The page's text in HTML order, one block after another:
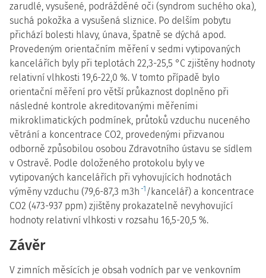
zarudlé, vysušené, podrážděné oči (syndrom suchého oka),
suchá pokožka a vysušená sliznice. Po delším pobytu
přichází bolesti hlavy, únava, špatně se dýchá apod.
Provedeným orientačním měření v sedmi vytipovaných
kancelářích byly při teplotách 22,3-25,5 °C zjištěny hodnoty
relativní vlhkosti 19,6-22,0 %. V tomto případě bylo
orientační měření pro větší průkaznost doplněno při
následné kontrole akreditovanými měřeními
mikroklimatických podmínek, průtoků vzduchu nuceného
větrání a koncentrace CO2, provedenými přizvanou
odborně způsobilou osobou Zdravotního ústavu se sídlem
v Ostravě. Podle doloženého protokolu byly ve
vytipovaných kancelářích při vyhovujících hodnotách
výměny vzduchu (79,6-87,3 m3h -1 /kancelář) a koncentrace
CO2 (473-937 ppm) zjištěny prokazatelně nevyhovující
hodnoty relativní vlhkosti v rozsahu 16,5-20,5 %.
Závěr
V zimních měsících je obsah vodních par ve venkovním